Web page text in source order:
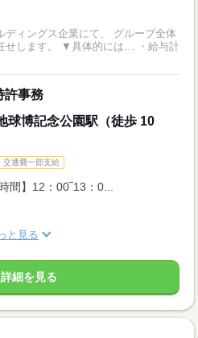
ィングス企業にて、 グループ全体
的には… ・給与計
許事務
球博記念公園駅（徒歩 10
交通費一部支給
間】12：00‾13：0...
と見る
細を見る